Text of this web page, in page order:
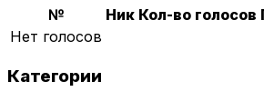
№ Ник Кол-во голосов
Нет голосов
Категории